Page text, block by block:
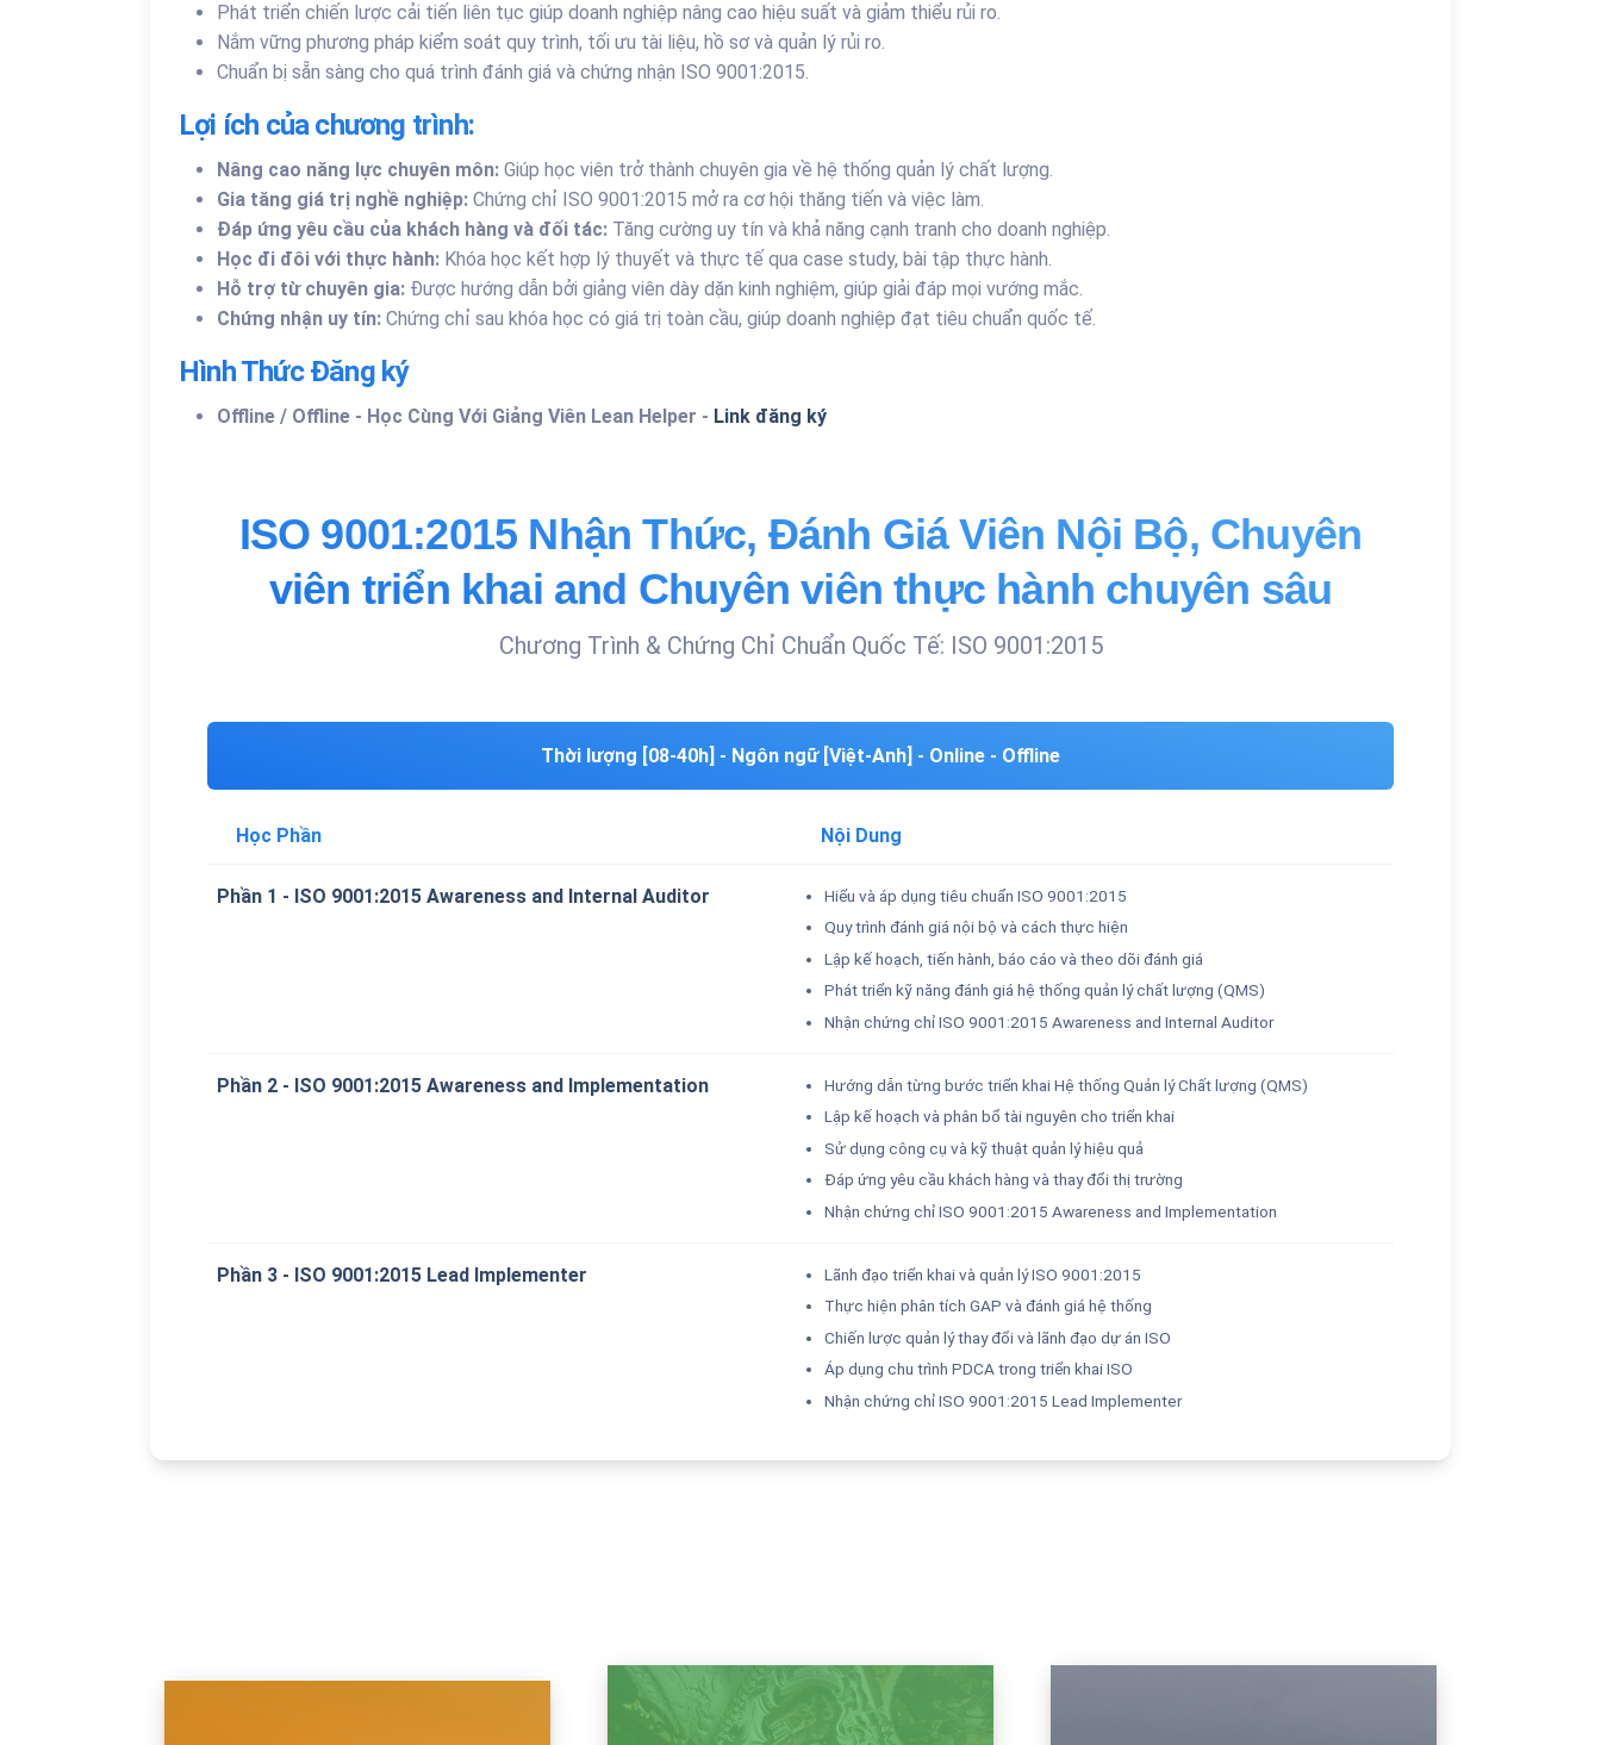
Phát triển chiến lược cải tiến liên tục giúp doanh nghiệp nâng cao hiệu suất và giảm thiểu rủi ro.
Nắm vững phương pháp kiểm soát quy trình, tối ưu tài liệu, hồ sơ và quản lý rủi ro.
Chuẩn bị sẵn sàng cho quá trình đánh giá và chứng nhận ISO 9001:2015.
Lợi ích của chương trình:
Nâng cao năng lực chuyên môn: Giúp học viên trở thành chuyên gia về hệ thống quản lý chất lượng.
Gia tăng giá trị nghề nghiệp: Chứng chỉ ISO 9001:2015 mở ra cơ hội thăng tiến và việc làm.
Đáp ứng yêu cầu của khách hàng và đối tác: Tăng cường uy tín và khả năng cạnh tranh cho doanh nghiệp.
Học đi đôi với thực hành: Khóa học kết hợp lý thuyết và thực tế qua case study, bài tập thực hành.
Hỗ trợ từ chuyên gia: Được hướng dẫn bởi giảng viên dày dặn kinh nghiệm, giúp giải đáp mọi vướng mắc.
Chứng nhận uy tín: Chứng chỉ sau khóa học có giá trị toàn cầu, giúp doanh nghiệp đạt tiêu chuẩn quốc tế.
Hình Thức Đăng ký
Offline / Offline - Học Cùng Với Giảng Viên Lean Helper - Link đăng ký
ISO 9001:2015 Nhận Thức, Đánh Giá Viên Nội Bộ, Chuyên
viên triển khai and Chuyên viên thực hành chuyên sâu
Chương Trình & Chứng Chỉ Chuẩn Quốc Tế: ISO 9001:2015
Thời lượng [08-40h] - Ngôn ngữ [Việt-Anh] - Online - Offline
Học Phần Nội Dung
Phần 1 - ISO 9001:2015 Awareness and Internal Auditor
Hiểu và áp dụng tiêu chuẩn ISO 9001:2015
Quy trình đánh giá nội bộ và cách thực hiện
Lập kế hoạch, tiến hành, báo cáo và theo dõi đánh giá
Phát triển kỹ năng đánh giá hệ thống quản lý chất lượng (QMS)
Nhận chứng chỉ ISO 9001:2015 Awareness and Internal Auditor
Phần 2 - ISO 9001:2015 Awareness and Implementation
Hướng dẫn từng bước triển khai Hệ thống Quản lý Chất lượng (QMS)
Lập kế hoạch và phân bổ tài nguyên cho triển khai
Sử dụng công cụ và kỹ thuật quản lý hiệu quả
Đáp ứng yêu cầu khách hàng và thay đổi thị trường
Nhận chứng chỉ ISO 9001:2015 Awareness and Implementation
Phần 3 - ISO 9001:2015 Lead Implementer
Lãnh đạo triển khai và quản lý ISO 9001:2015
Thực hiện phân tích GAP và đánh giá hệ thống
Chiến lược quản lý thay đổi và lãnh đạo dự án ISO
Áp dụng chu trình PDCA trong triển khai ISO
Nhận chứng chỉ ISO 9001:2015 Lead Implementer